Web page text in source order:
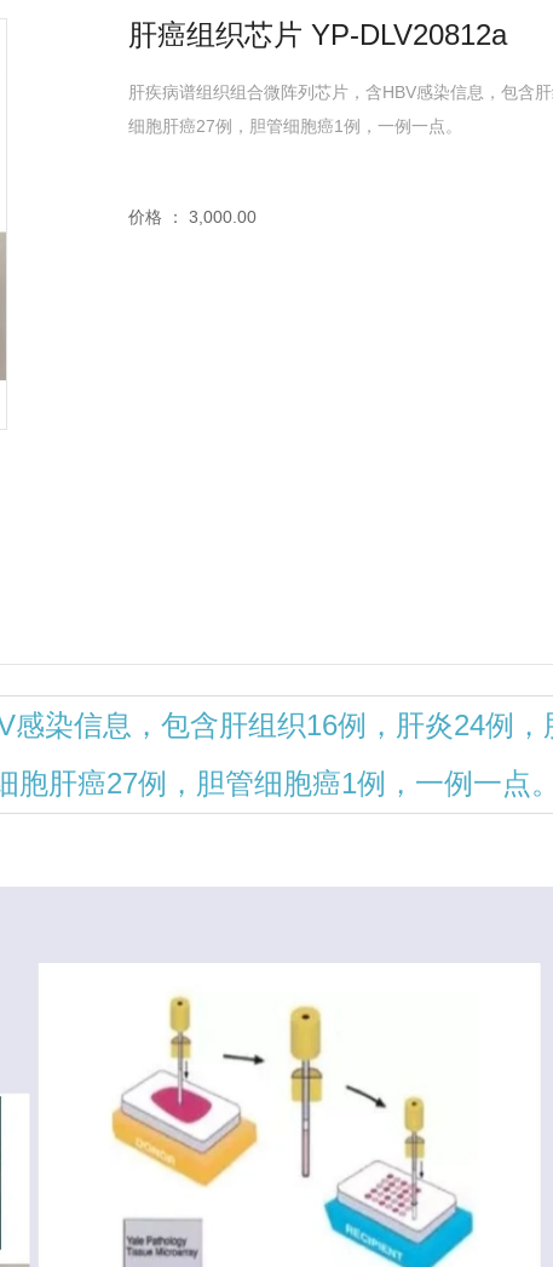
肝癌组织芯片 YP-DLV20812a
肝疾病谱组织组合微阵列芯片，含HBV感染信息，包含
细胞肝癌27例，胆管细胞癌1例，一例一点。
价格 ： 3,000.00
染信息，包含肝组织16例，肝炎24例，
胞肝癌27例，胆管细胞癌1例，一例一点